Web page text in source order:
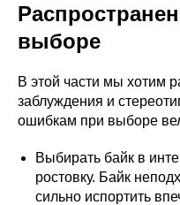
выборе
В этой части мы хотим
заблуждения и
ошибкам при выборе
Выбирать байк в
ростовку. Байк
сильно испортить